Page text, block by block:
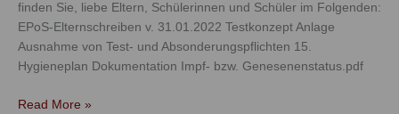
finden Sie, liebe Eltern, Schülerinnen und Schüler im Folgenden:
EPoS-Elternschreiben v. 31.01.2022 Testkonzept Anlage
Ausnahme von Test- und Absonderungspflichten 15.
Hygieneplan Dokumentation Impf- bzw. Genesenenstatus.pdf
Read More »